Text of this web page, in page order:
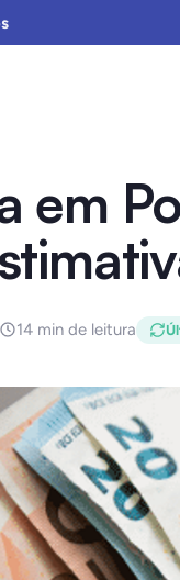
em
14 min de leitura